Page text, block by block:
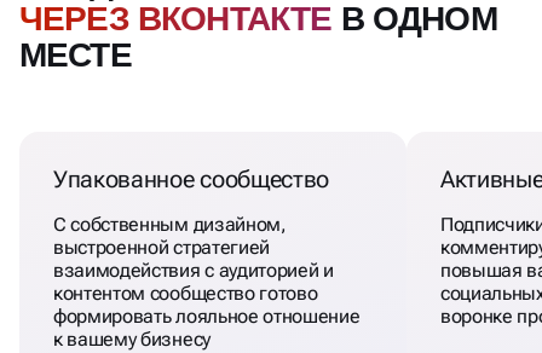
ЧЕРЕЗ ВКОНТАКТЕ В ОДНОМ
МЕСТЕ
Упакованное сообщество
С собственным дизайном,
выстроенной стратегией
взаимодействия с аудиторией и
контентом сообщество готово
формировать лояльное отношение
к вашему бизнесу
повышая
воронке